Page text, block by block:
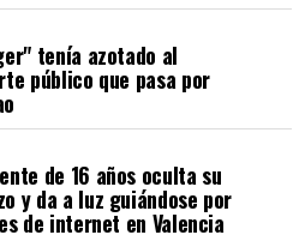
tenía azotado al
público que pasa por
de 16 años oculta su
y da a luz guiándose por
de internet en Valencia